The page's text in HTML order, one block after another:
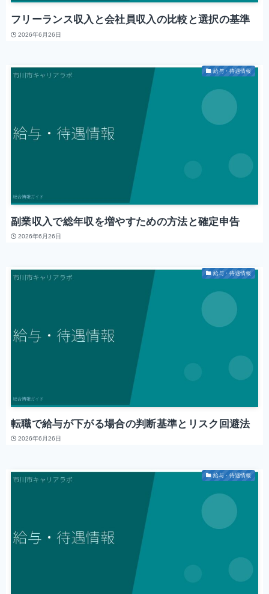
フリーランス収入と会社員収入の比較と選択の基準
2026年6月26日
給与・待遇情報
副業収入で総年収を増やすための方法と確定申告
2026年6月26日
給与・待遇情報
転職で給与が下がる場合の判断基準とリスク回避法
2026年6月26日
給与・待遇情報